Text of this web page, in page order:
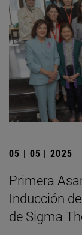
05 | 05 | 2025
Primera
Inducción
de Sigma